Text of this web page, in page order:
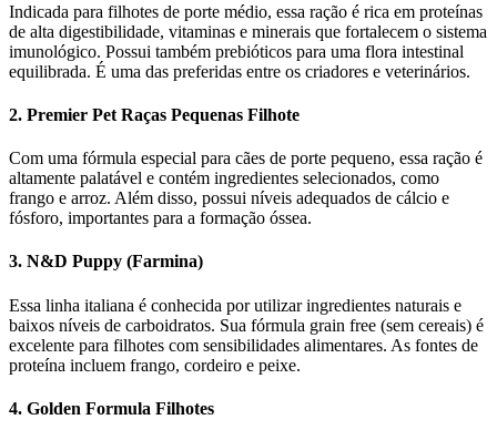
Indicada para filhotes de porte médio, essa ração é rica em proteínas
de alta digestibilidade, vitaminas e minerais que fortalecem o sistema
imunológico. Possui também prebióticos para uma flora intestinal
equilibrada. É uma das preferidas entre os criadores e veterinários.
2. Premier Pet Raças Pequenas Filhote
Com uma fórmula especial para cães de porte pequeno, essa ração é
altamente palatável e contém ingredientes selecionados, como
frango e arroz. Além disso, possui níveis adequados de cálcio e
fósforo, importantes para a formação óssea.
3. N&D Puppy (Farmina)
Essa linha italiana é conhecida por utilizar ingredientes naturais e
baixos níveis de carboidratos. Sua fórmula grain free (sem cereais) é
excelente para filhotes com sensibilidades alimentares. As fontes de
proteína incluem frango, cordeiro e peixe.
4. Golden Formula Filhotes